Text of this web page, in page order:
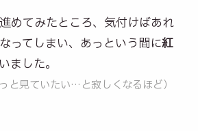
めてみたところ、気付けばあれ
ってしまい、あっという間に紅
ました。
と見ていたい…と寂しくなるほど）